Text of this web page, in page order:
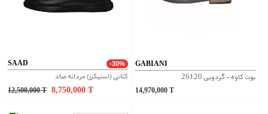
SAAD -30%
کتانی (اسنیکرز) مردانه صاد
12,500,000 T 8,750,000
GABIANI
بوت کاوه - گردویی 26120
14,970,000